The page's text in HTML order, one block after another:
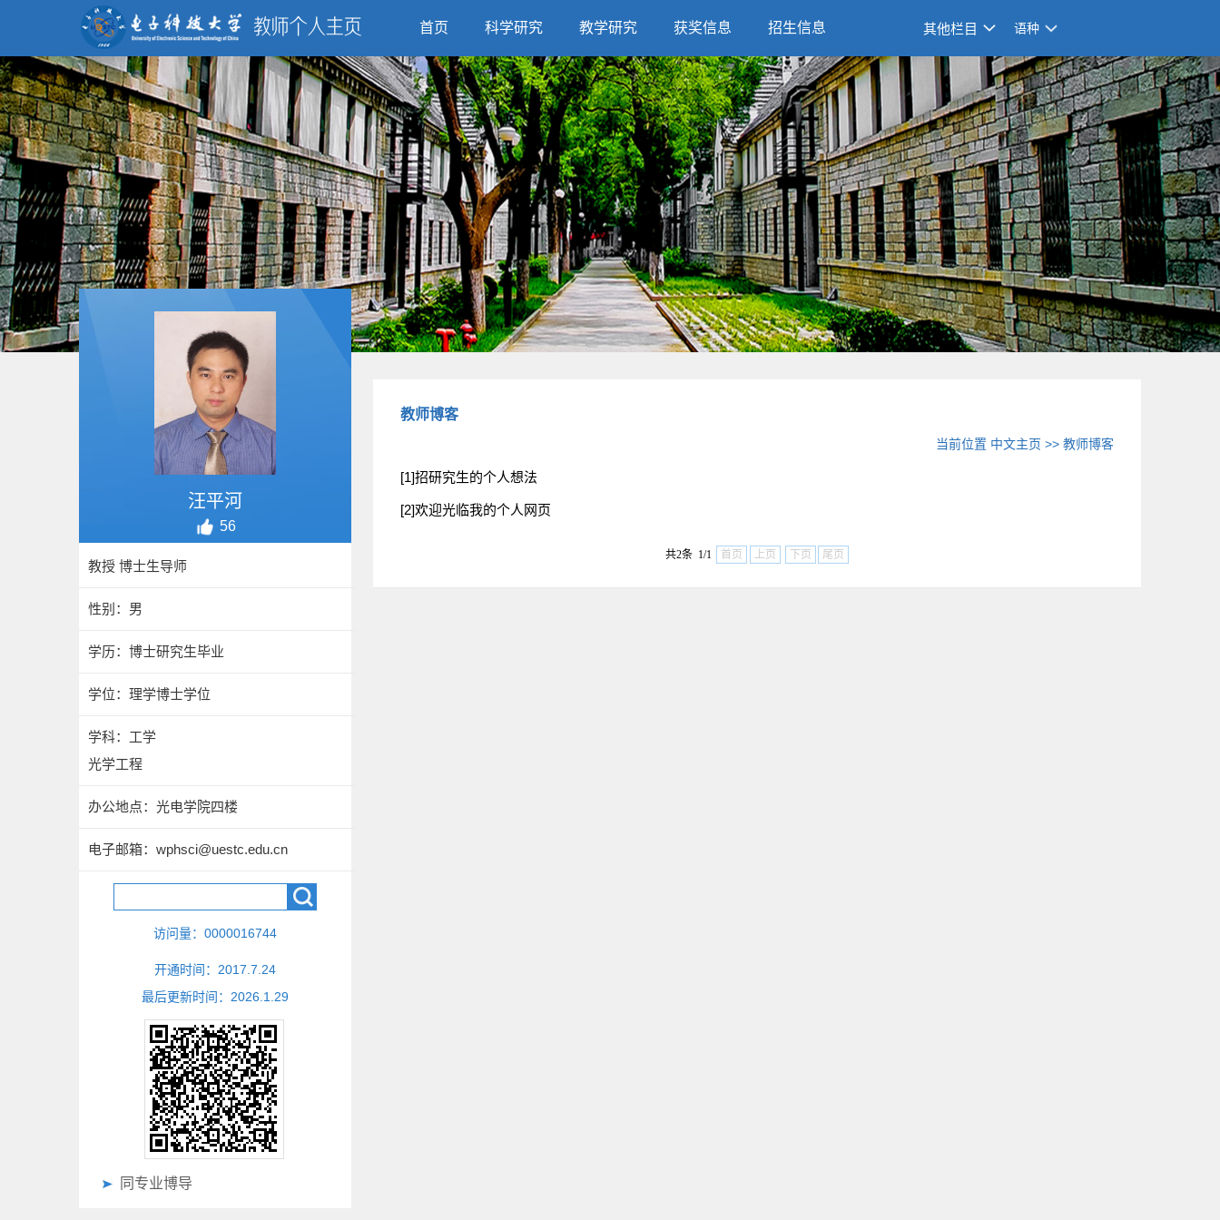
首页 科学研究 教学研究 获奖信息 招生信息 其他栏目 语种
汪平河
56
教授 博士生导师
性别：男
学历：博士研究生毕业
学位：理学博士学位
学科：工学
光学工程
办公地点：光电学院四楼
电子邮箱： wphsci@uestc.edu.cn
访问量： 0000016744
开通时间： 2017 7 24
最后更新时间： 2026 1 29
同专业博导
教师博客
当前位置 中文主页 >>教师博客
[1]招研究生的个人想法
[2]欢迎光临我的个人网页
共2条 1/1 首页 上页 下页 尾页